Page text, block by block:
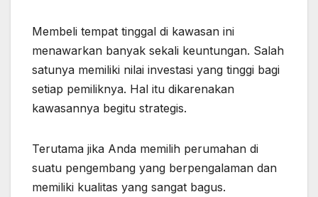
Membeli tempat tinggal di kawasan ini
menawarkan banyak sekali keuntungan. Salah
satunya memiliki nilai investasi yang tinggi bagi
setiap pemiliknya. Hal itu dikarenakan
kawasannya begitu strategis.
Terutama jika Anda memilih perumahan di
suatu pengembang yang berpengalaman dan
memiliki kualitas yang sangat bagus.